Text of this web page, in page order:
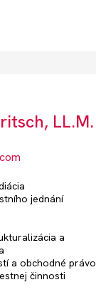
LL.M.
jednání
a
a obchodné právo
činnosti